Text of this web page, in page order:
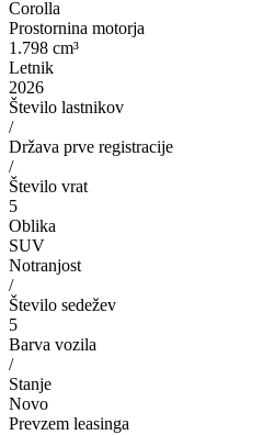
Corolla
Prostornina motorja
1.798 cm³
Letnik
2026
Število lastnikov
/
Država prve registracije
/
Število vrat
5
Oblika
SUV
Notranjost
/
Število sedežev
5
Barva vozila
/
Stanje
Novo
Prevzem leasinga